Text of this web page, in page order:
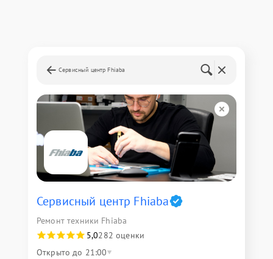
Сервисный центр Fhiaba
Сервисный центр Fhiaba
Ремонт техники Fhiaba
5,0282 оценки
Открыто до 21:00